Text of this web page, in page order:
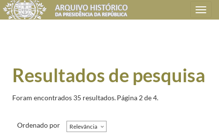
Toggle
navigation
Resultados de pesquisa
Foram encontrados 35 resultados.Página 2 de 4.
Ordenado por Relevância